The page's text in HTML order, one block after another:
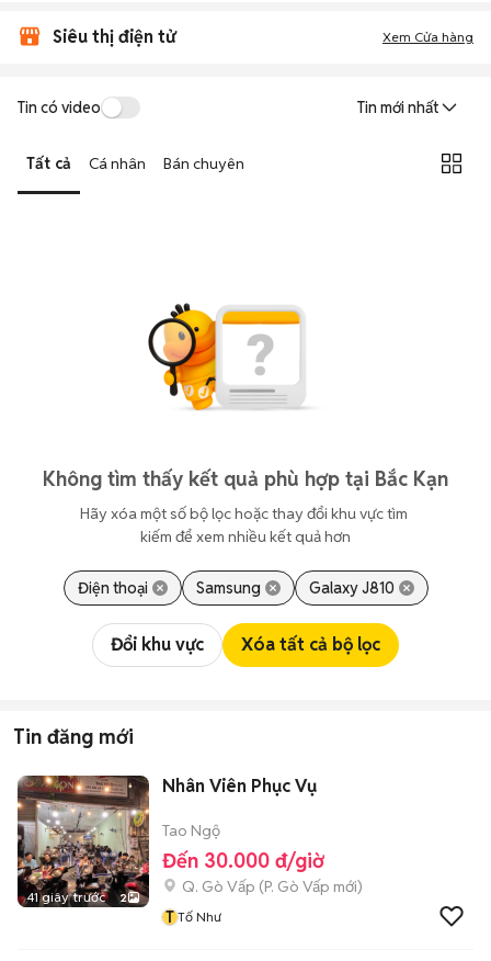
Kạn từ nhiều cá nhân muốn lên đời máy, mang đến đa dạng sự lựa chọn
về tình trạng bảo hành, hình thức máy và màu sắc.
đánh giá chính xác hiệu năng thực tế của máy so với mô tả trên
Mua bán linh hoạt: Hai bên có thể chủ động thỏa thuận giá cả và
địa điểm giao nhận, chốt giao dịch nhanh chóng khi đạt được
Siêu thị điện tử Xem Cửa hàng
Tin có video Tin mới nhất
Tất cả Cá nhân Bán chuyên
Không tìm thấy kết quả phù hợp tại Bắc Kạn
Hãy xóa một số bộ lọc hoặc thay đổi khu vực tìm
kiếm để xem nhiều kết quả hơn
Điện thoại Samsung Galaxy J810
Đổi khu vực Xóa tất cả bộ lọc
Tin đăng mới
41 giây trước 2
Nhân Viên Phục Vụ
Tao Ngộ
Đến 30.000 đ/giờ
Q. Gò Vấp (P. Gò Vấp mới)
T Tố Như